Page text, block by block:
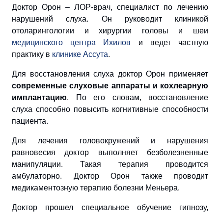
Доктор Орон – ЛОР-врач, специалист по лечению
нарушений слуха. Он руководит клиникой
отоларингологии и хирургии головы и шеи
медицинского центра Ихилов и ведет частную
практику в клинике Ассута.
Для восстановления слуха доктор Орон применяет
современные слуховые аппараты и кохлеарную
имплантацию. По его словам, восстановление
слуха способно повысить когнитивные способности
пациента.
Для лечения головокружений и нарушения
равновесия доктор выполняет безболезненные
манипуляции. Такая терапия проводится
амбулаторно. Доктор Орон также проводит
медикаментозную терапию болезни Меньера.
Доктор прошел специальное обучение гипнозу,